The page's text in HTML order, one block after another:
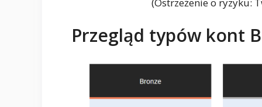
(Ostrzeżenie o ryzyku:
Przegląd typów kont